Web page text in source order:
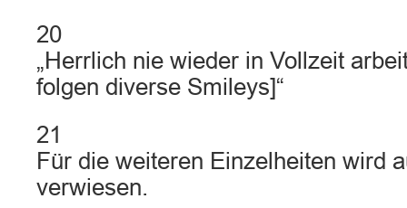
20
„Herrlich nie wieder in Vollzeit
folgen diverse Smileys]“
21
Für die weiteren Einzelheiten wird
verwiesen.